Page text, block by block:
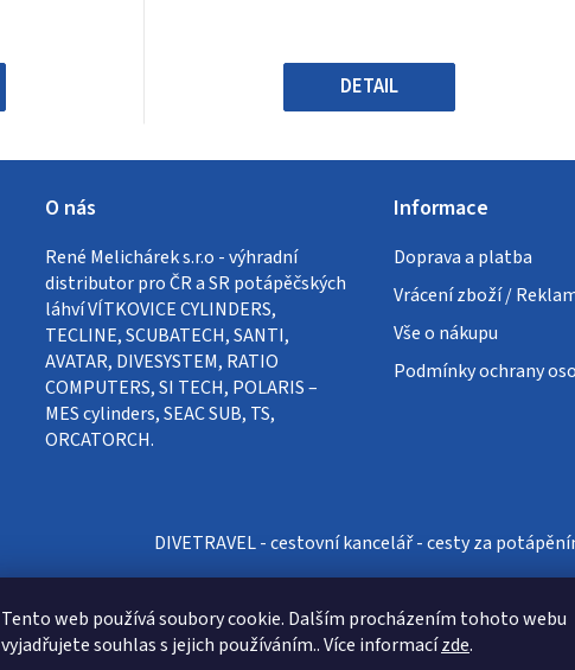
Tento web používá soubory cookie. Dalším procházením tohoto webu
vyjadřujete souhlas s jejich používáním.. Více informacízde.
hvězdiček.
DETAIL
O nás
René Melichárek s.r.o - výhradní
distributor pro ČR a SR potápěčských
láhví VÍTKOVICE CYLINDERS,
TECLINE, SCUBATECH, SANTI,
AVATAR, DIVESYSTEM, RATIO
COMPUTERS, SI TECH, POLARIS –
MES cylinders, SEAC SUB, TS,
ORCATORCH.
Informace
Doprava a platba
Vrácení zboží /
Vše o nákupu
Podmínky ochrany
DIVETRAVEL - cestovní kancelář - cesty za